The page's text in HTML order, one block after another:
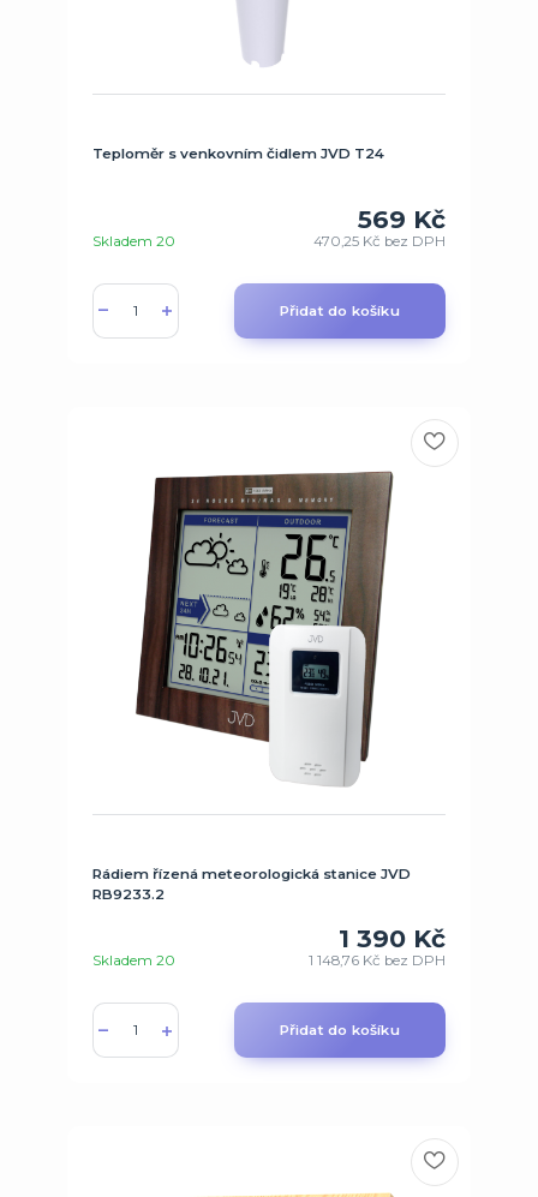
Teploměr s venkovním čidlem JVD T24
569 Kč
470,25 Kč bez DPH
Skladem 20
Přidat do košíku
Rádiem řízená meteorologická stanice JVD
RB9233.2
1 390 Kč
1 148,76 Kč bez DPH
Skladem 20
Přidat do košíku